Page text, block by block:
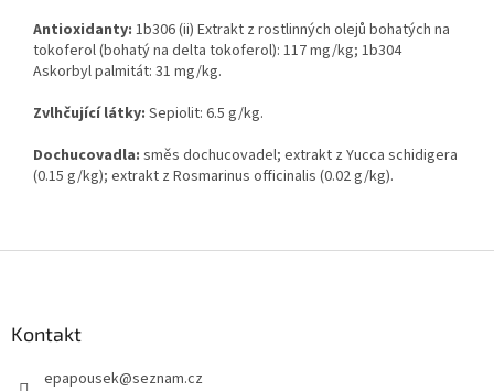
Antioxidanty: 1b306 (ii) Extrakt z rostlinných olejů bohatých na
tokoferol (bohatý na delta tokoferol): 117 mg/kg; 1b304
Askorbyl palmitát: 31 mg/kg.
Zvlhčující látky: Sepiolit: 6.5 g/kg.
Dochucovadla: směs dochucovadel; extrakt z Yucca schidigera
(0.15 g/kg); extrakt z Rosmarinus officinalis (0.02 g/kg).
Kontakt
epapousek@seznam.cz